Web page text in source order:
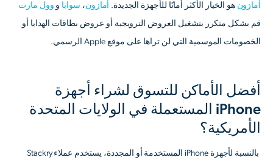
أمازون هو الخيار الأكثر أمانًا للأجهزة الجديدة. أمازون، سوابا و وول مارت
قم بشكل متكرر بتشغيل العروض الترويجية أو عروض بطاقات الهدايا أو
الخصومات الموسمية التي لن تراها على موقع Apple الرسمي.
أفضل الأماكن للتسوق لشراء أجهزة
iPhone المستعملة في الولايات المتحدة
الأمريكية؟
‍ بالنسبة لأجهزة iPhone المستخدمة أو المجددة، يستخدم عملاء Stackry